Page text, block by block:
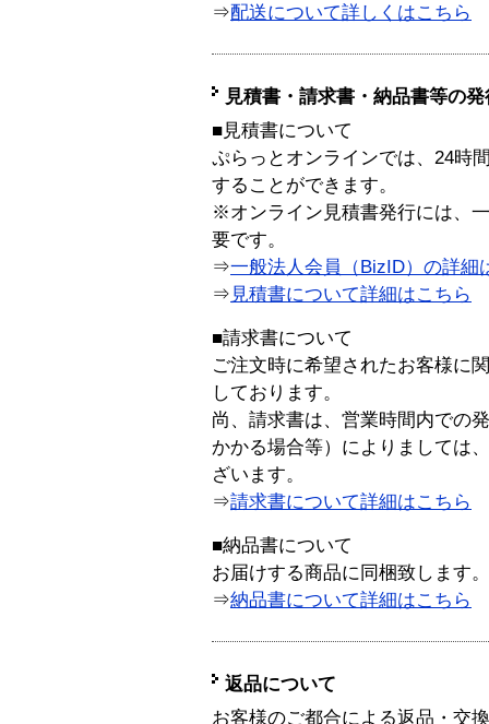
⇒配送について詳しくはこちら
見積書・請求書・納品書等の
■見積書について
ぷらっとオンラインでは、24時
することができます。
※オンライン見積書発行には、
要です。
⇒一般法人会員（BizID）の詳細
⇒ 見積書について詳細はこちら
■請求書について
ご注文時に希望されたお客様に
しております。
尚、請求書は、営業時間内での
かかる場合等）によりましては
ざいます。
⇒請求書について詳細はこちら
■納品書について
お届けする商品に同梱致します。
⇒納品書について詳細はこちら
返品について
お客様のご都合による返品・交